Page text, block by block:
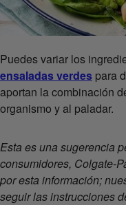
Puedes variar los
ensaladas verdes para
aportan la combinación
organismo y al paladar.
Esta es una sugerencia
consumidores, Colgate-
por esta información;
seguir las instrucciones